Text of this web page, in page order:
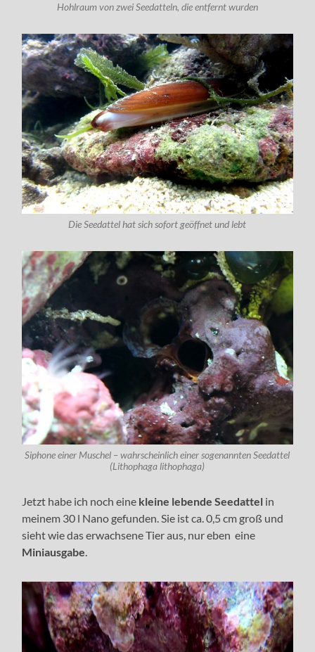
Hohlraum von zwei Seedatteln, die entfernt wurden
Die Seedattel hat sich sofort geöffnet und lebt
Siphone einer Muschel – wahrscheinlich einer sogenannten Seedattel
(Lithophaga lithophaga)
Jetzt habe ich noch eine kleine lebende Seedattel in
meinem 30 l Nano gefunden. Sie ist ca. 0,5 cm groß und
sieht wie das erwachsene Tier aus, nur eben eine
Miniausgabe